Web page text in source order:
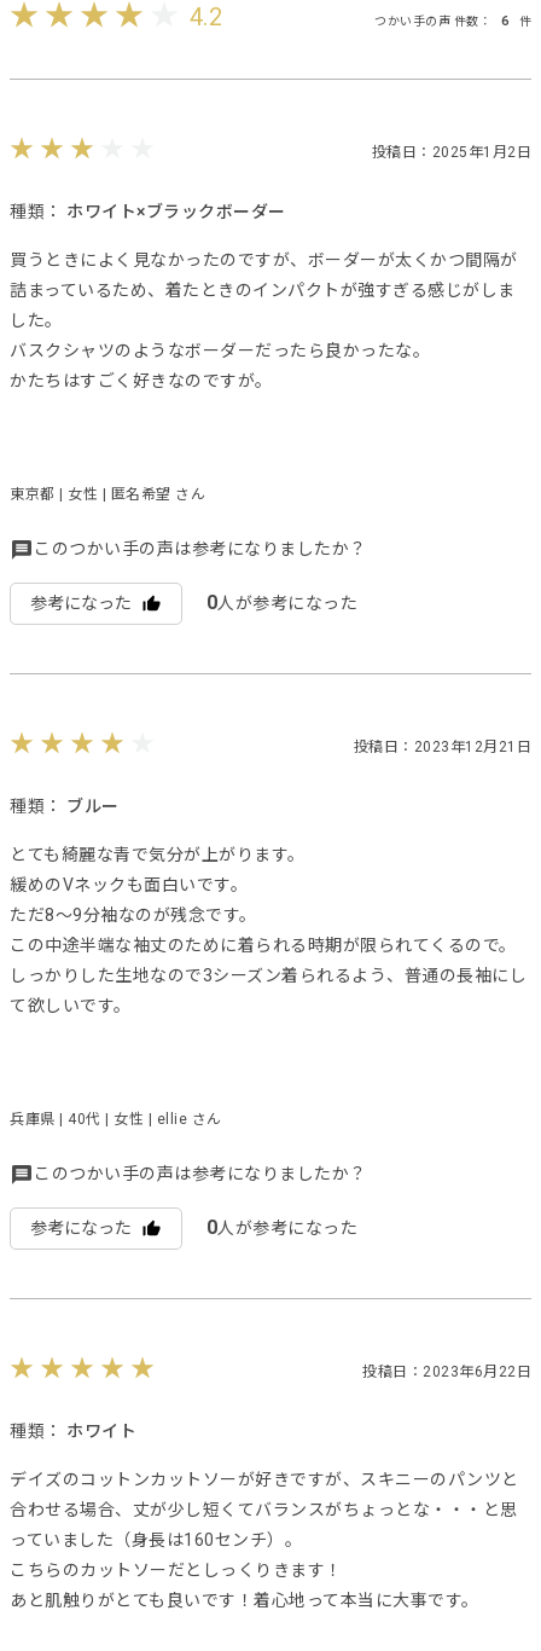
4.2 つかい手の声 件数： 6 件
投稿日：2025年1月2日
種類： ホワイト×ブラックボーダー
買うときによく見なかったのですが、ボーダーが太くかつ間隔が
詰まっているため、着たときのインパクトが強すぎる感じがしま
した。
バスクシャツのようなボーダーだったら良かったな。
かたちはすごく好きなのですが。
東京都 | 女性 | 匿名希望 さん
このつかい手の声は参考になりましたか？
参考になった 0人が参考になった
投稿日：2023年12月21日
種類： ブルー
とても綺麗な青で気分が上がります。
緩めのVネックも面白いです。
ただ8〜9分袖なのが残念です。
この中途半端な袖丈のために着られる時期が限られてくるので。
しっかりした生地なので3シーズン着られるよう、普通の長袖にし
て欲しいです。
兵庫県 | 40代 | 女性 | ellie さん
このつかい手の声は参考になりましたか？
参考になった 0人が参考になった
投稿日：2023年6月22日
種類： ホワイト
デイズのコットンカットソーが好きですが、スキニーのパンツと
合わせる場合、丈が少し短くてバランスがちょっとな・・・と思
っていました（身長は160センチ）。
こちらのカットソーだとしっくりきます！
あと肌触りがとても良いです！着心地って本当に大事です。